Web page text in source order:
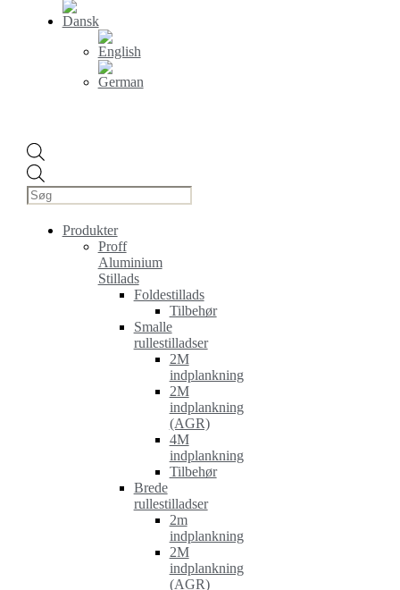
search
Produkter
Proff
Aluminium
Stillads
Foldestillads
Tilbehør
Smalle
rullestilladser
2M
indplankning
2M
indplankning
(AGR)
4M
indplankning
Tilbehør
Brede
rullestilladser
2m
indplankning
2M
indplankning
(AGR)